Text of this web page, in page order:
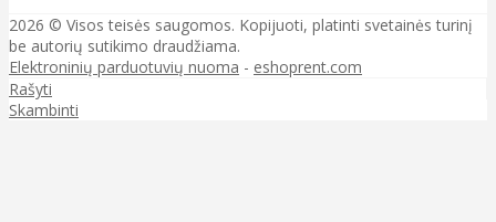
2026 © Visos teisės saugomos. Kopijuoti, platinti svetainės turinį
be autorių sutikimo draudžiama.
Elektroninių parduotuvių nuoma - eshoprent.com
Rašyti
Skambinti